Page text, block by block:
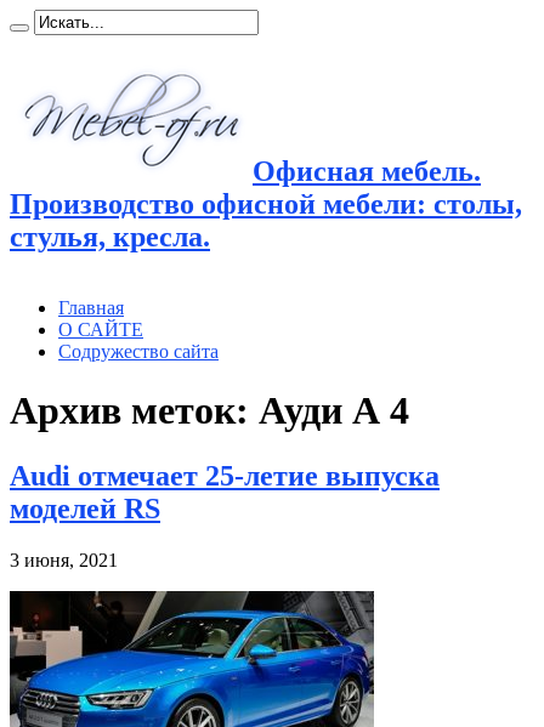
Офисная мебель.
Производство офисной мебели: столы,
стулья, кресла.
Главная
О САЙТЕ
Содружество сайта
Архив меток: Ауди А 4
Audi отмечает 25-летие выпуска
моделей RS
3 июня, 2021